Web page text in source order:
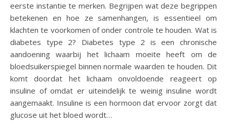
eerste instantie te merken. Begrijpen wat deze begrippen
betekenen en hoe ze samenhangen, is essentieel om
klachten te voorkomen of onder controle te houden. Wat is
diabetes type 2? Diabetes type 2 is een chronische
aandoening waarbij het lichaam moeite heeft om de
bloedsuikerspiegel binnen normale waarden te houden. Dit
komt doordat het lichaam onvoldoende reageert op
insuline of omdat er uiteindelijk te weinig insuline wordt
aangemaakt. Insuline is een hormoon dat ervoor zorgt dat
glucose uit het bloed wordt…